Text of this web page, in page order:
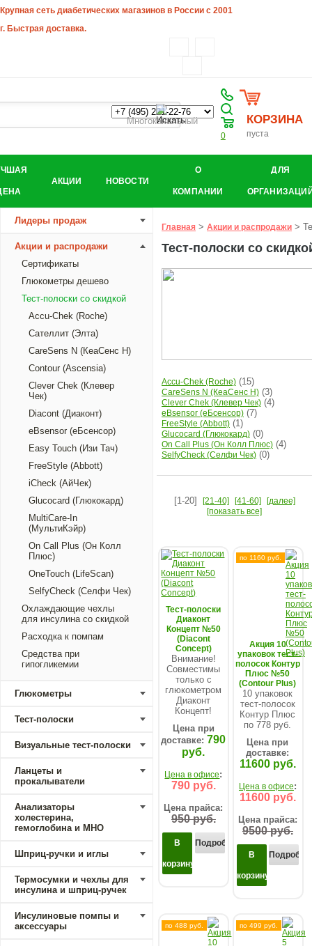
Крупная сеть диабетических магазинов в России с 2001
г. Быстрая доставка.
Многоканальный
0
КОРЗИНА
пуста
АКЦИИ НОВОСТИ
О
КОМПАНИИ
ДЛЯ
Лидеры продаж
Акции и распродажи
Сертификаты
Глюкометры дешево
Тест-полоски со скидкой
Accu-Chek (Roche)
Сателлит (Элта)
CareSens N (КеаСенс Н)
Contour (Ascensia)
Clever Chek (Клевер
Чек)
Diacont (Диаконт)
eBsensor (еБсенсор)
Easy Touch (Изи Тач)
FreeStyle (Abbott)
iCheck (АйЧек)
Glucocard (Глюкокард)
MultiCare-In
(МультиКэйр)
On Call Plus (Он Колл
Плюс)
OneTouch (LifeScan)
SelfyCheck (Селфи Чек)
Охлаждающие чехлы
для инсулина со скидкой
Расходка к помпам
Средства при
гипогликемии
Глюкометры
Тест-полоски
Визуальные тест-полоски
Ланцеты и
прокалыватели
Анализаторы
холестерина,
гемоглобина и МНО
Шприц-ручки и иглы
Термосумки и чехлы для
инсулина и шприц-ручек
Инсулиновые помпы и
аксессуары
Главная > Акции и распродажи >
Тест-полоски со
Accu-Chek (Roche) (15)
CareSens N (КеаСенс Н) (3)
Clever Chek (Клевер Чек) (4)
eBsensor (еБсенсор) (7)
FreeStyle (Abbott) (1)
Glucocard (Глюкокард) (0)
On Call Plus (Он Колл Плюс) (4)
SelfyCheck (Селфи Чек) (0)
[1-20] [21-40] [41-60]
[далее]
[показать все]
Тест-полоски
Диаконт
Концепт №50
(Diacont
Concept)
Внимание!
Совместимы
только с
глюкометром
Диаконт
Концепт!
Цена при
доставке: 790
руб.
Цена в офисе:
790 руб.
Цена прайса:
950 руб.
В
корзину
Подробнее...
по 1160 руб.
Акция 10
упаковок тест-
полосок Контур
Плюс №50
(Contour Plus)
10 упаковок
тест-полосок
Контур Плюс
по 778 руб.
Цена при
доставке:
11600 руб.
Цена в офисе:
11600 руб.
Цена прайса:
9500 руб.
В
корзину
по 488 руб. по 499 руб.